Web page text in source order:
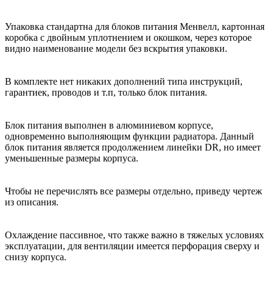
Упаковка стандартна для блоков питания Менвелл, картонная
коробка с двойным уплотнением и окошком, через которое
видно наименование модели без вскрытия упаковки.
В комплекте нет никаких дополнений типа инструкций,
гарантиек, проводов и т.п, только блок питания.
Блок питания выполнен в алюминиевом корпусе,
одновременно выполняющим функции радиатора. Данный
блок питания является продолжением линейки DR, но имеет
уменьшенные размеры корпуса.
Чтобы не перечислять все размеры отдельно, приведу чертеж
из описания.
Охлаждение пассивное, что также важно в тяжелых условиях
эксплуатации, для вентиляции имеется перфорация сверху и
снизу корпуса.